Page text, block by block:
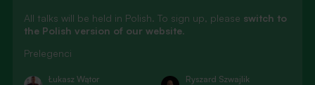
All talks will be held in Polish. To sign up, please switch to
the Polish version of our website.
Prelegenci
Łukasz Wątor Ryszard Szwajlik